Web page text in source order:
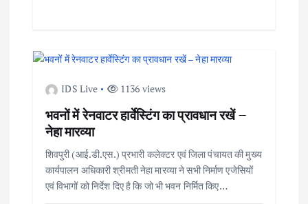
o
IDS Live 1136 views
भवनों में रेनवाटर हार्वेस्टिंग का प्रावधान रखें –
नेहा मारव्या
शिवपुरी (आई.डी.एस.) प्रभारी कलेक्टर एवं जिला पंचायत की मुख्य
कार्यपालन अधिकारी श्रीमती नेहा मारव्या ने सभी निर्माण एजेसियों
एवं विभागों को निर्देश दिए है कि जो भी भवन निर्मित किए…